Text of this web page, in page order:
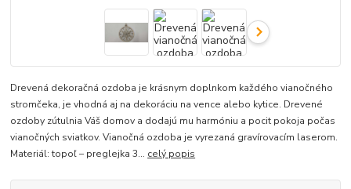
Drevená dekoračná ozdoba je krásnym doplnkom každého vianočného
stromčeka, je vhodná aj na dekoráciu na vence alebo kytice. Drevené
ozdoby zútulnia Váš domov a dodajú mu harmóniu a pocit pokoja počas
vianočných sviatkov. Vianočná ozdoba je vyrezaná gravírovacím laserom.
Materiál: topoľ – preglejka 3... celý popis